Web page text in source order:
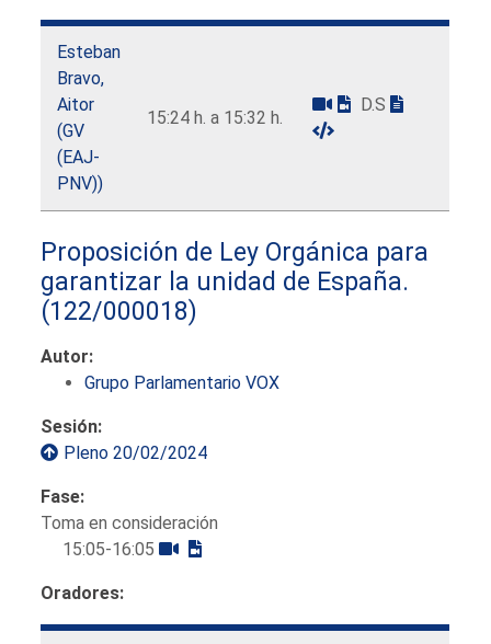
Esteban
Bravo,
Aitor
(GV
(EAJ-
PNV))
15:24 h. a 15:32 h.
D.S
Proposición de Ley Orgánica para
garantizar la unidad de España.
(122/000018)
Autor:
Grupo Parlamentario VOX
Sesión:
Pleno 20/02/2024
Fase:
Toma en consideración
15:05-16:05
Oradores: